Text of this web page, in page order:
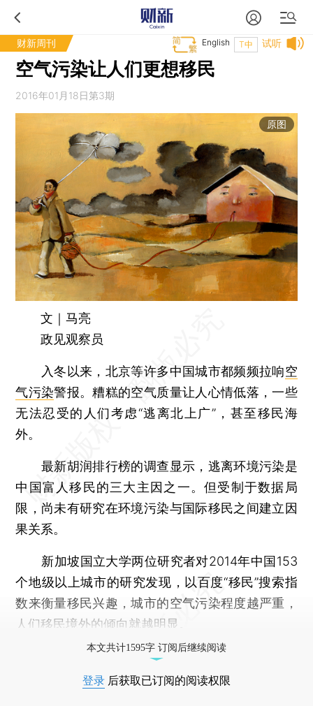
财新周刊 试听
T中
English
空气污染让人们更想移民
2016年01月18日第3期
原图
文｜马亮
政见观察员
入冬以来，北京等许多中国城市都频频拉响空
气污染警报。糟糕的空气质量让人心情低落，一些
无法忍受的人们考虑“逃离北上广”，甚至移民海
外。
最新胡润排行榜的调查显示，逃离环境污染是
中国富人移民的三大主因之一。但受制于数据局
限，尚未有研究在环境污染与国际移民之间建立因
果关系。
新加坡国立大学两位研究者对2014年中国153
个地级以上城市的研究发现，以百度“移民”搜索指
数来衡量移民兴趣，城市的空气污染程度越严重，
人们移民境外的倾向就越明显。
本文共计1595字 订阅后继续阅读
登录 后获取已订阅的阅读权限